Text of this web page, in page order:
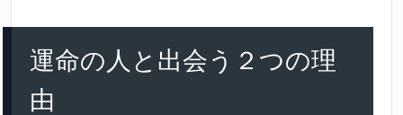
運命の人と出会う２つの理
由